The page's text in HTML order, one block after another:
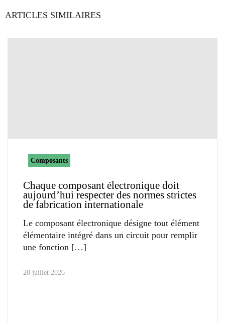
ARTICLES SIMILAIRES
Composants
Chaque composant électronique doit
aujourd’hui respecter des normes strictes
de fabrication internationale
Le composant électronique désigne tout élément
élémentaire intégré dans un circuit pour remplir
une fonction
28 juillet 2026